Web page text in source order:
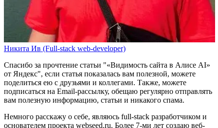
Никита Ив (Full-stack web-developer)
Спасибо за прочтение статьи "«Видимость сайта в Алисе AI»
от Яндекс", если статья показалась вам полезной, можете
поделиться ею с друзьями и коллегами. Также, можете
подписаться на Email-рассылку, обещаю регулярно отправлять
вам полезную информацию, статьи и никакого спама.
Немного расскажу о себе, являюсь full-stack разработчиком и
основателем проекта webseed.ru. Более 7-ми лет создаю веб-